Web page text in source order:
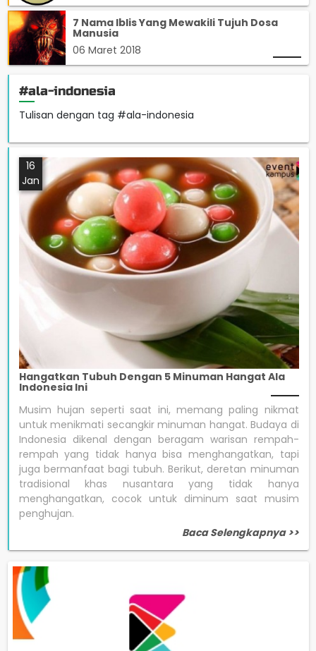
7 Nama Iblis Yang Mewakili Tujuh Dosa
Manusia
06 Maret 2018
#ala-indonesia
Tulisan dengan tag #ala-indonesia
16
Jan
Hangatkan Tubuh Dengan 5 Minuman Hangat Ala
Indonesia Ini
Musim hujan seperti saat ini, memang paling nikmat
untuk menikmati secangkir minuman hangat. Budaya di
Indonesia dikenal dengan beragam warisan rempah-
rempah yang tidak hanya bisa menghangatkan, tapi
juga bermanfaat bagi tubuh. Berikut, deretan minuman
tradisional khas nusantara yang tidak hanya
menghangatkan, cocok untuk diminum saat musim
penghujan.
Baca Selengkapnya >>